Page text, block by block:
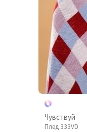
Чувствуй
Плед 333VD